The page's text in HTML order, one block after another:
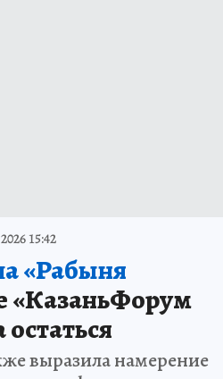
15:42
«Рабыня
«КазаньФорум
остаться
выразила намерение